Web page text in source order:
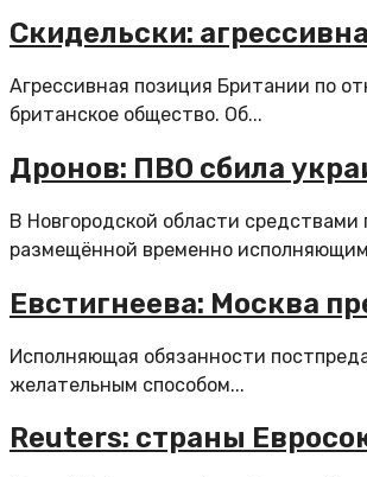
Скидельски:
Агрессивная позиция Британии по
британское общество. Об...
Дронов: ПВО сбила
В Новгородской области
размещённой временно
Евстигнеева: Москва
Исполняющая обязанности
желательным способом...
Reuters: страны